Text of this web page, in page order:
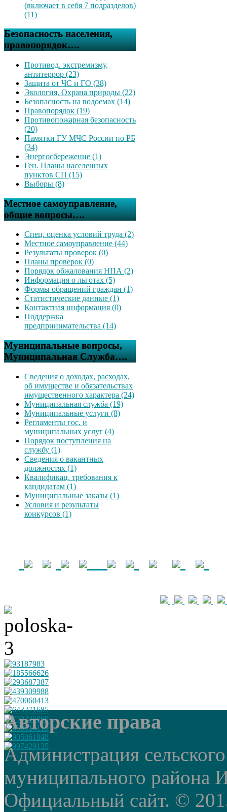
(включает в себя 7 подразделов)
(11)
Безопасность населения,
правопорядок….
Противод. экстремизму,
антитеррор (23)
Защита от ЧС и ГО (38)
Экология, Охрана природы (22)
Безопасность на водоемах (14)
Правопорядок (19)
Противопожарная безопасность
(20)
Памятки ГУ МЧС России по РБ
(34)
Энергосбережение (1)
Ген. Планы населенных
пунктов СП (15)
Выборы (8)
Местное самоуправление,
общие вопросы….
Спец. оценка условий труда (2)
Местное самоуправление (44)
Результаты проверок (0)
Планы проверок (0)
Порядок обжалования НПА (2)
Информация о льготах (5)
Формы обращений граждан (1)
Статистические данные (1)
Контактная информация (0)
Поддержка
предпринимательства (14)
Муниципальные вопросы,
Муниципальная Служба….
Сведения о доходах, расходах,
об имуществе и обязательствах
имущественного характера (24)
Муниципальная служба (19)
Муниципальные услуги (8)
Регламенты гос. и
муниципальных услуг (4)
Порядок поступления на
службу (1)
Сведения о вакантных
должностях (1)
Квалификац. требования к
кандидатам (1)
Муниципальные заказы (1)
Условия и результаты
конкурсов (1)
Авторские права
Администрация
муниципального района
Официальный сайт. ©